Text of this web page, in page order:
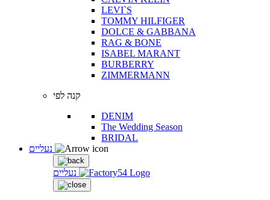
LEVI`S
TOMMY HILFIGER
DOLCE & GABBANA
RAG & BONE
ISABEL MARANT
BURBERRY
ZIMMERMANN
קנה לפי
DENIM
The Wedding Season
BRIDAL
נעליים